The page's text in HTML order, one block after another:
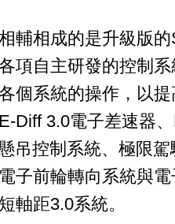
輔相成的是升級版
項自主研發的控制
個系統的操作，以
Diff 3.0電子差速器
吊控制系統、極限
子前輪轉向系統與
軸距3.0系統。